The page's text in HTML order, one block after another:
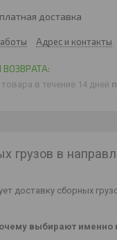
доставка
Адрес и контакты
в течение 14 дней
грузов в
доставку сборных
выбирают именно